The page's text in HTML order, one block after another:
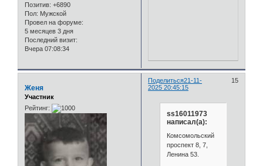
Позитив: +6890
Пол: Мужской
Провел на форуме:
5 месяцев 3 дня
Последний визит:
Вчера 07:08:34
Поделиться 15
21-11-
2025 20:45:15
Женя
Участник
Рейтинг:
ss16011973
написал(а):
Комсомольский
проспект 8, 7,
Ленина 53.